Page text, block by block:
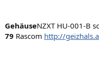
GehäuseNZXT HU-001-B
79 Rascom http://